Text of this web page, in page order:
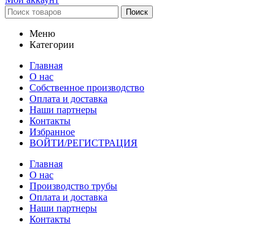
Поиск
Меню
Категории
Главная
О нас
Собственное производство
Оплата и доставка
Наши партнеры
Контакты
Избранное
ВОЙТИ/РЕГИСТРАЦИЯ
Главная
О нас
Производство трубы
Оплата и доставка
Наши партнеры
Контакты